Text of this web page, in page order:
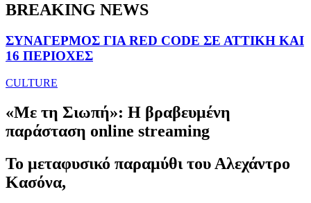
BREAKING NEWS
ΣΥΝΑΓΕΡΜΟΣ ΓΙΑ RED CODE ΣΕ ΑΤΤΙΚΗ ΚΑΙ
16 ΠΕΡΙΟΧΕΣ
CULTURE
«Με τη Σιωπή»: Η βραβευμένη
παράσταση online streaming
Το μεταφυσικό παραμύθι του Αλεχάντρο
Κασόνα,